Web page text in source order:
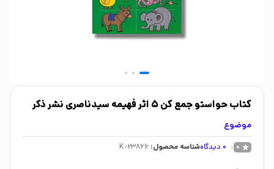
کتاب حواستو جمع کن 5 اثر فهیمه سیدناصری نشر ذکر
موضوع
0
0 دیدگاهشناسه محصول: K-23866